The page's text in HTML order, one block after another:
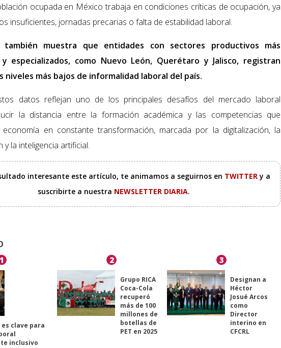
ocupada en México trabaja en condiciones críticas de ocupación, ya
insuficientes, jornadas precarias o falta de estabilidad laboral.
también muestra que entidades con sectores productivos más
especializados, como Nuevo León, Querétaro y Jalisco, registran
niveles más bajos de informalidad laboral del país.
datos reflejan uno de los principales desafíos del mercado laboral
la distancia entre la formación académica y las competencias que
economía en constante transformación, marcada por la digitalización, la
y la inteligencia artificial.
interesante este artículo, te animamos a seguirnos en TWITTERy a
suscribirte a nuestra NEWSLETTER DIARIA.
1
clave para
inclusivo
2
Grupo RICA
Coca-Cola
recuperó
más de 100
millones de
botellas de
PET en 2025
3
Designan a
Héctor
Josué Arcos
como
Director
interino en
CFCRL